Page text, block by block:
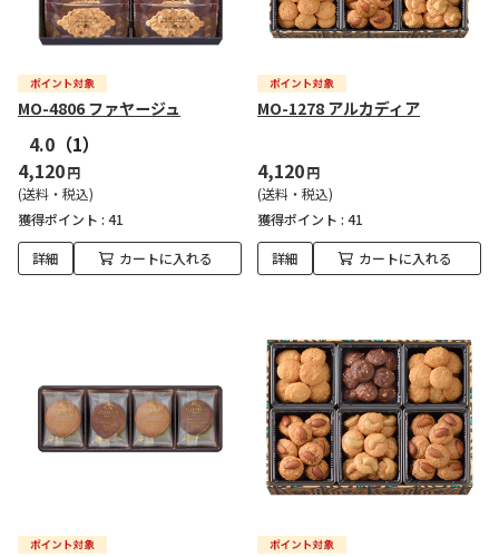
MO-4806 ファヤージュ
4.0 （1）
4,120円
(送料・税込)
獲得ポイント : 41
詳細 カートに入れる
MO-1278 アルカディア
4,120円
(送料・税込)
獲得ポイント : 41
詳細 カートに入れる